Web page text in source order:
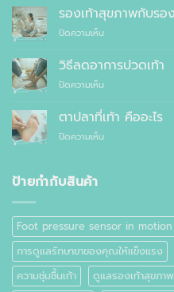
สั่ง
ตัด
รองเท้า
สุขภาพ
แทนที่
สำเร็จรูป
ทั่วไป
สูง
อายุ
ควร
รองเท้า
ไหน
รองเท้าสุขภาพกับรอ
ปิดความเห็นบน
สุขภาพ
กับ
รองเท้า
ต่าง
อย่างไร
วิธีลดอาการปวดเท้า
ปิดความเห็นบน
ลด
อาการ
ปวด
ตาปลาที่เท้า คืออะไร
ปิดความเห็นบน
ป้ายกำกับสินค้า
Foot pressure sensor in motion
การดูแลรักษาขาของคุณให้แข็งแรง
ความชุ่มชื้นเท้า
ดูแลรองเท้าสุขภาพ